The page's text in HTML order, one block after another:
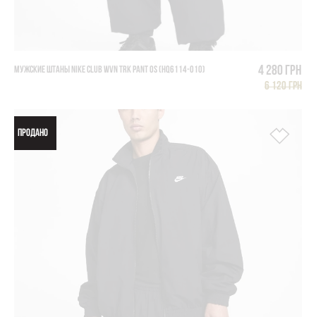
МУЖСКИЕ ШТАНЫ NIKE CLUB WVN TRK PANT OS (HQ6114-010) 4 280 грн
6 120 грн
ПРОДАНО